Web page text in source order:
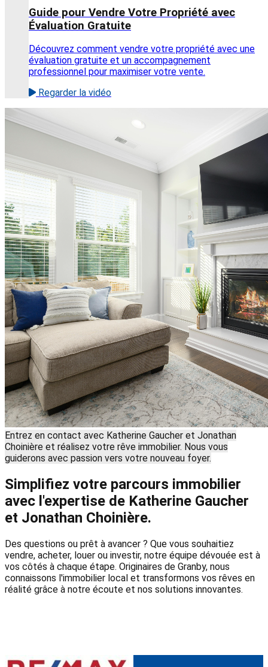
Guide pour Vendre Votre Propriété avec
Évaluation Gratuite
Découvrez comment vendre votre propriété avec une
évaluation gratuite et un accompagnement
professionnel pour maximiser votre vente.
Regarder la vidéo
Entrez en contact avec Katherine Gaucher et Jonathan
Choinière et réalisez votre rêve immobilier. Nous vous
guiderons avec passion vers votre nouveau foyer.
Simplifiez votre parcours immobilier
avec l'expertise de Katherine Gaucher
et Jonathan Choinière.
Des questions ou prêt à avancer ? Que vous souhaitiez
vendre, acheter, louer ou investir, notre équipe dévouée est à
vos côtés à chaque étape. Originaires de Granby, nous
connaissons l'immobilier local et transformons vos rêves en
réalité grâce à notre écoute et nos solutions innovantes.